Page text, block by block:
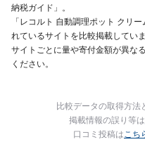
納税ガイド」。
「レコルト 自動調理ポット クリ
れているサイトを比較掲載していま
サイトごとに量や寄付金額が異な
ください。
比較データの取得方法
掲載情報の誤り等は
口コミ投稿はこち